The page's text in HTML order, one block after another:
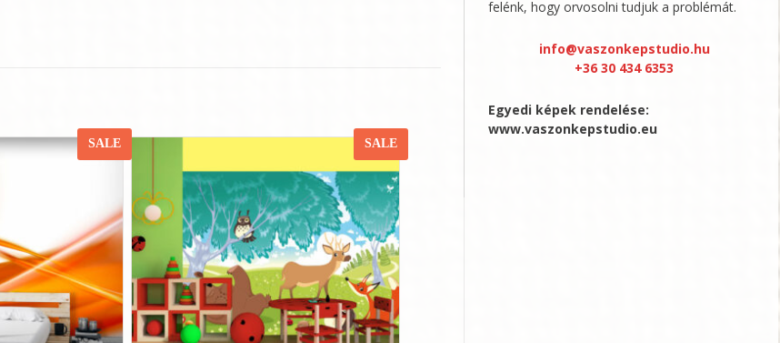
SALE SALE
felénk, hogy orvosolni tudjuk a problémát.
info@vaszonkepstudio.hu
+36 30 434 6353
Egyedi képek rendelése:
www.vaszonkepstudio.eu